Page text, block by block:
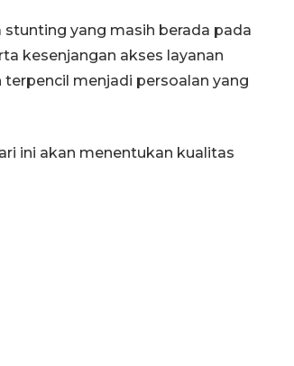
yang masih berada pada
kesenjangan akses layanan
menjadi persoalan yang
ini akan menentukan kualitas
Provinsi Sulut
23 September 2025 18:08 WIB